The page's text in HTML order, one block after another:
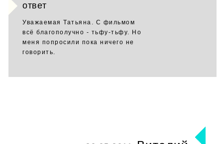
ответ
Уважаемая Татьяна. С фильмом
всё благополучно - тьфу-тьфу. Но
меня попросили пока ничего не
говорить.